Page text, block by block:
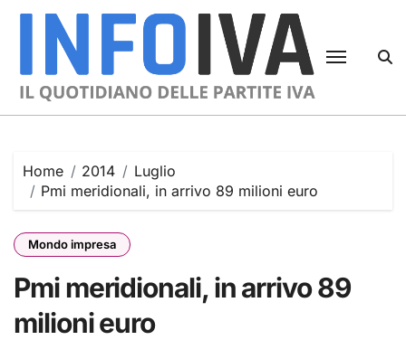
Skip
Home 2014
Luglio
Pmi meridionali, in arrivo 89 milioni euro
Mondo impresa
Pmi meridionali, in arrivo 89
milioni euro